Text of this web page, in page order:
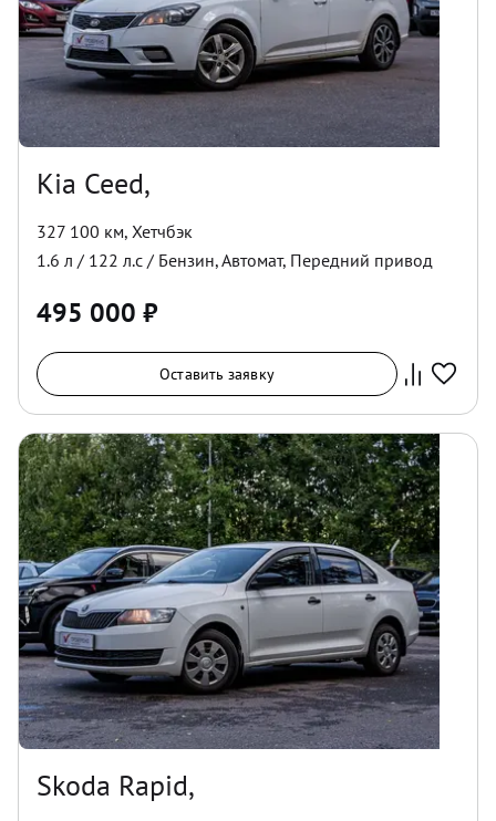
Kia Ceed,
327 100 км, Хетчбэк
1.6 л / 122 л.с / Бензин,Автомат, Передний привод
495 000 ₽
Оставить заявку
Skoda Rapid,